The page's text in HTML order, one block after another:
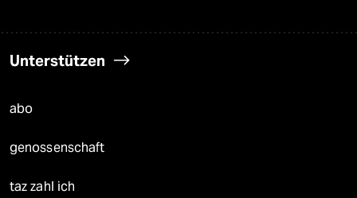
Unterstützen
abo
genossenschaft
taz zahl ich